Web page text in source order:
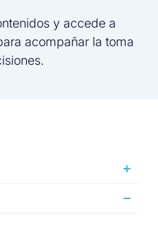
y accede a
acompañar la toma